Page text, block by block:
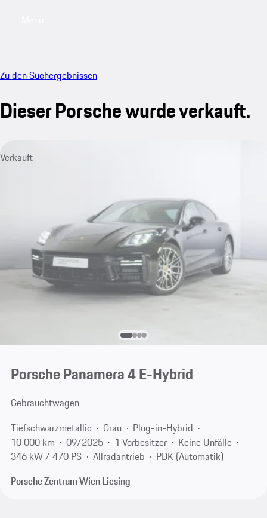
Zu den Suchergebnissen
Dieser Porsche wurde verkauft.
Verkauft
Porsche Panamera 4 E-Hybrid
Gebrauchtwagen
Tiefschwarzmetallic
Grau
Plug-in-Hybrid
10 000 km
09/2025 1 Vorbesitzer
Keine Unfälle
346 kW / 470 PS
Allradantrieb
PDK (Automatik)
Porsche Zentrum Wien Liesing